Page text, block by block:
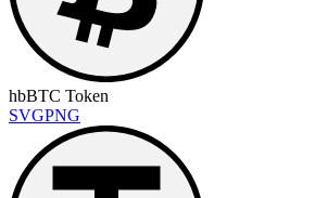
hbBTC Token
SVGPNG